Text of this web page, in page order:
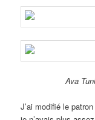
Ava
J’ai modifié le